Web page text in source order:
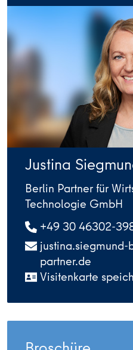
Justina
Berlin Partner für
Technologie GmbH
+49 30 46302-
partner.de
Visitenkarte